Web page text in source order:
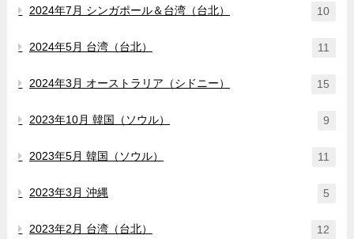
2024年7月 シンガポール＆台湾（台北） 10
2024年5月 台湾（台北） 11
2024年3月 オーストラリア（シドニー） 15
2023年10月 韓国（ソウル） 9
2023年5月 韓国（ソウル） 11
2023年3月 沖縄 5
2023年2月 台湾（台北） 12